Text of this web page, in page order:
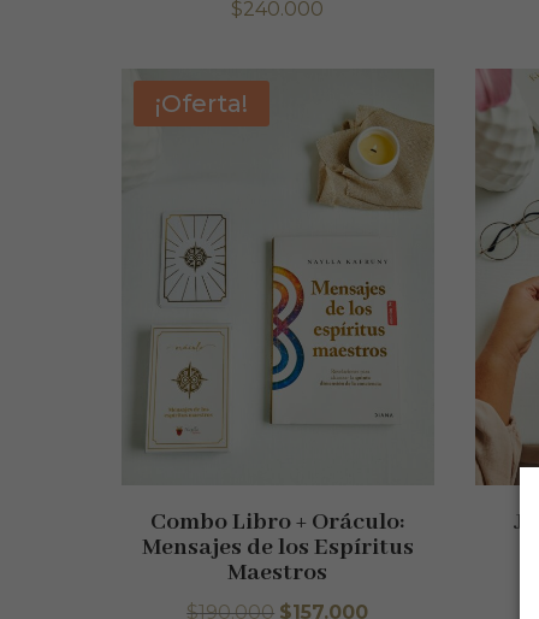
$240.000
¡Oferta!
Combo Libro + Oráculo:
Mensajes de los Espíritus
Maestros
$190.000 El
$157.000El